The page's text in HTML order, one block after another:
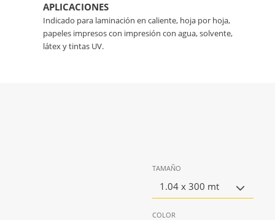
APLICACIONES
Indicado para laminación en caliente, hoja por hoja,
papeles impresos con impresión con agua, solvente,
látex y tintas UV.
TAMAÑO
1.04 x 300 mt
COLOR